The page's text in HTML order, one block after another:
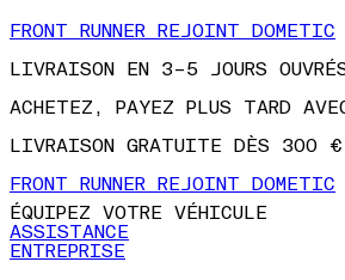
LIVRAISON EN 3–5 JOURS OUVRÉS
ACHETEZ, PAYEZ PLUS TARD
LIVRAISON GRATUITE DÈS 300
FRONT RUNNER REJOINT DOMETIC
ÉQUIPEZ VOTRE VÉHICULE
ASSISTANCE
ENTREPRISE